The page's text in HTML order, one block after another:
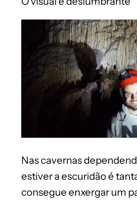
Nas cavernas
estiver a escuridão é
consegue enxergar um